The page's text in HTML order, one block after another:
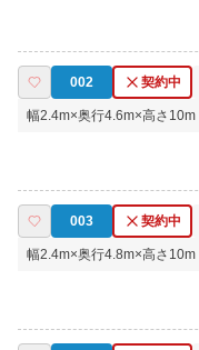
002 契約中
幅2.4m×奥行4.6m×高さ 10m
003 契約中
幅2.4m×奥行4.8m×高さ 10m